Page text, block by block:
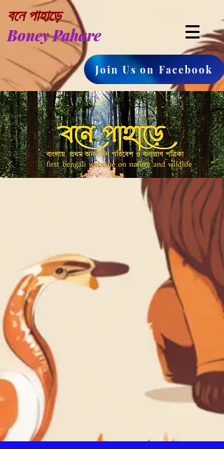
বনে পাহাড়ে
Boney Pahare
Join Us on Facebook